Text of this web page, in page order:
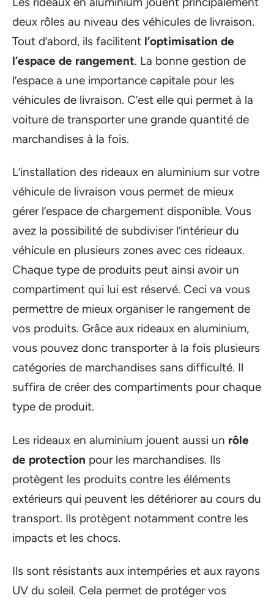
deux rôles au niveau des véhicules de livraison.
Tout d’abord, ils facilitent l’optimisation de
l’espace de rangement. La bonne gestion de
l’espace a une importance capitale pour les
véhicules de livraison. C’est elle qui permet à la
voiture de transporter une grande quantité de
marchandises à la fois.
L’installation des rideaux en aluminium sur votre
véhicule de livraison vous permet de mieux
gérer l’espace de chargement disponible. Vous
avez la possibilité de subdiviser l’intérieur du
véhicule en plusieurs zones avec ces rideaux.
Chaque type de produits peut ainsi avoir un
compartiment qui lui est réservé. Ceci va vous
permettre de mieux organiser le rangement de
vos produits. Grâce aux rideaux en aluminium,
vous pouvez donc transporter à la fois plusieurs
catégories de marchandises sans difficulté. Il
suffira de créer des compartiments pour chaque
type de produit.
Les rideaux en aluminium jouent aussi un rôle
de protection pour les marchandises. Ils
protègent les produits contre les éléments
extérieurs qui peuvent les détériorer au cours du
transport. Ils protègent notamment contre les
impacts et les chocs.
Ils sont résistants aux intempéries et aux rayons
UV du soleil. Cela permet de protéger vos